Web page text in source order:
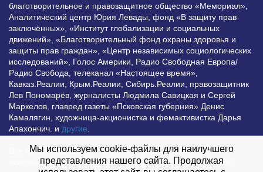
благотворительное и правозащитное общество «Мемориал»,
Аналитический центр Юрия Левады, фонд «В защиту прав
заключённых», «Институт глобализации и социальных
движений», «Благотворительный фонд охраны здоровья и
защиты прав граждан», «Центр независимых социологических
исследований», Голос Америки, Радио Свободная Европа/
Радио Свобода, телеканал «Настоящее время»,
Кавказ.Реалии, Крым.Реалии, Сибирь.Реалии, правозащитник
Лев Пономарёв, журналисты Людмила Савицкая и Сергей
Маркелов, главред газеты «Псковская губерния» Денис
Камалягин, художница-акционистка и фемактивистка Дарья
Апахончич. и другие
Все права защищены и охраняются законом. Любое
использование материалов сайта допустимо при условии
Мы используем cookie-файлы для наилучшего
представления нашего сайта. Продолжая